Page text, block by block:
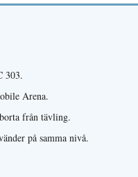
303.
Arena.
från tävling.
på samma nivå.